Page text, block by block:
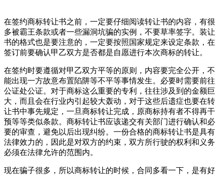
在签约商标转让书之前，一定要仔细阅读转让书的内容，有很
多被霸王条款或者一些漏洞坑骗的实例，不要草率签字。装让
书的格式也是要注意的，一定要按照国家规定来设定条款，在
签订前要确认甲乙双方是否都是自愿进行本次商标的转让。
在签约时要遵循对甲乙双方平等的原则，内容要完全公开，不
能出现一方故意布置陷阱等不平等事情发生。必要时需要前往
公证处公证。对于商标这么重要的专利，往往涉及到的金额巨
大，而且会在行业内引起较大轰动，对于这些后遗症也要在转
让书中事先规定，一旦商标转让完成，原商标持有者不得再干
预等等类似条款。商标转让书应该递交有关部门进行确认和必
要的审查，避免以后出现纠纷。一份合格的商标转让书是具有
法律效力的，因此是对双方的约束，双方所行驶的权利和义务
必须在法律允许的范围内。
现在骗子很多，所以商标转让的时候，合同多看一下，是有好